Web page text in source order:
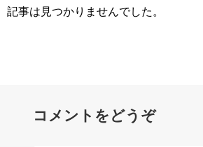
記事は見つかりませんでした。
コメントをどうぞ